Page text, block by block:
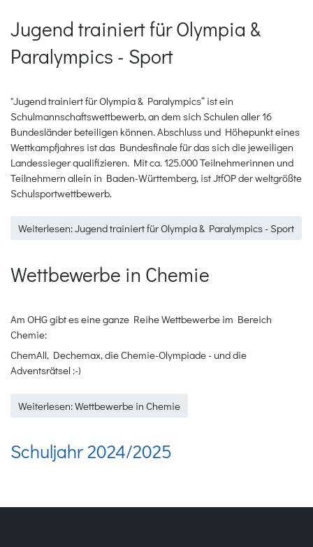
Jugend trainiert für Olympia &
Paralympics - Sport
"Jugend trainiert für Olympia & Paralympics“ ist ein
Schulmannschaftswettbewerb, an dem sich Schulen aller 16
Bundesländer beteiligen können. Abschluss und Höhepunkt eines
Wettkampfjahres ist das Bundesfinale für das sich die jeweiligen
Landessieger qualifizieren. Mit ca. 125.000 Teilnehmerinnen und
Teilnehmern allein in Baden-Württemberg, ist JtfOP der weltgrößte
Schulsportwettbewerb.
Weiterlesen: Jugend trainiert für Olympia & Paralympics - Sport
Wettbewerbe in Chemie
Am OHG gibt es eine ganze Reihe Wettbewerbe im Bereich
Chemie:
ChemAll, Dechemax, die Chemie-Olympiade - und die
Adventsrätsel :-)
Weiterlesen: Wettbewerbe in Chemie
Schuljahr 2024/2025